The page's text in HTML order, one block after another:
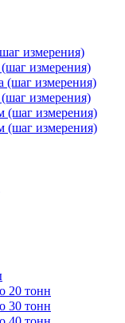
измерения)
измерения)
(шаг измерения)
измерения)
(шаг измерения)
(шаг измерения)
20 тонн
30 тонн